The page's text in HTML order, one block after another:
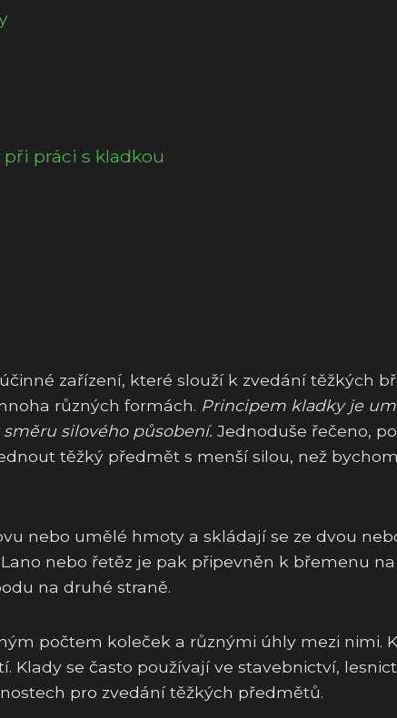
práci s kladkou
zařízení, které slouží k zvedání těžkých
různých formách. Principem kladky je
silového působení. Jednoduše řečeno,
těžký předmět s menší silou, než
nebo umělé hmoty a skládají se ze dvou
nebo řetěz je pak připevněn k břemenu
na druhé straně.
počtem koleček a různými úhly mezi nimi.
Klady se často používají ve stavebnictví,
pro zvedání těžkých předmětů.